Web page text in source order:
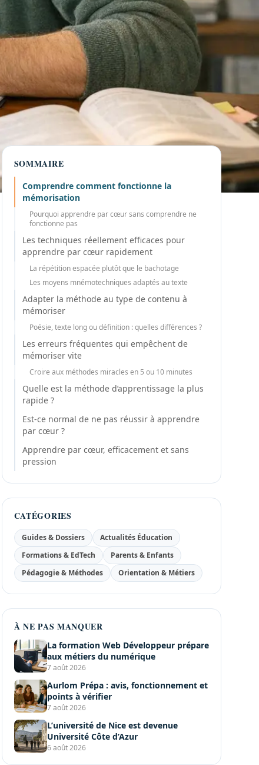
SOMMAIRE
Comprendre comment fonctionne la
mémorisation
Pourquoi apprendre par cœur sans comprendre ne
fonctionne pas
Les techniques réellement efficaces pour
apprendre par cœur rapidement
La répétition espacée plutôt que le bachotage
Les moyens mnémotechniques adaptés au texte
Adapter la méthode au type de contenu à
mémoriser
Poésie, texte long ou définition : quelles différences ?
Les erreurs fréquentes qui empêchent de
mémoriser vite
Croire aux méthodes miracles en 5 ou 10 minutes
Quelle est la méthode d’apprentissage la plus
rapide ?
Est-ce normal de ne pas réussir à apprendre
par cœur ?
Apprendre par cœur, efficacement et sans
pression
CATÉGORIES
Guides & Dossiers
Actualités Éducation
Formations & EdTech
Parents & Enfants
Pédagogie & Méthodes
Orientation & Métiers
À NE PAS MANQUER
La formation Web Développeur prépare
aux métiers du numérique
7 août 2026
Aurlom Prépa : avis, fonctionnement et
points à vérifier
7 août 2026
L’université de Nice est devenue
Université Côte d’Azur
6 août 2026